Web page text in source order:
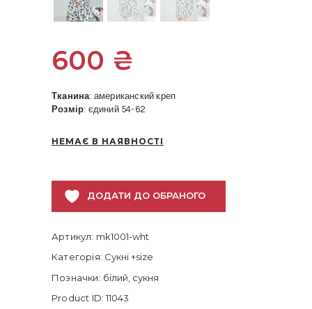
600 ₴
Тканина: американский креп
Розмір: єдиний 54-62
НЕМАЄ В НАЯВНОСТІ
ДОДАТИ ДО ОБРАНОГО
Артикул: mk1001-wht
Категорія: Сукні +size
Позначки: білий сукня
Product ID:11043